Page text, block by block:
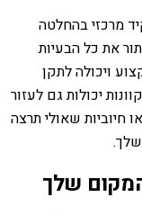
מרכזי בהחלטה
את כל הבעיות
ויכולה לתקן
יכולות גם לעזור
חיוביות שאולי תרצה
שלך